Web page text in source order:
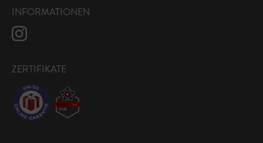
INFORMATIONEN
ZERTIFIKATE